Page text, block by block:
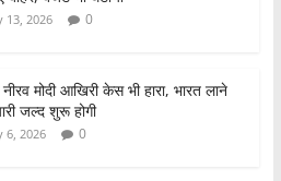
13, 2026 0
नीरव मोदी आखिरी केस भी हारा, भारत लाने
जल्द शुरू होगी
6, 2026 0